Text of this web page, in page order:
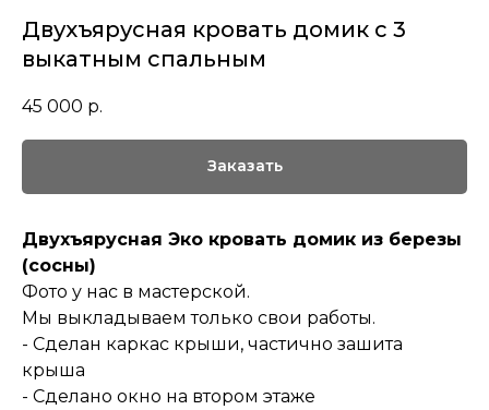
Двухъярусная кровать домик с 3
выкатным спальным
45 000 р.
Заказать
Двухъярусная Эко кровать домик из березы
(сосны)
Фото у нас в мастерской.
Мы выкладываем только свои работы.
- Сделан каркас крыши, частично зашита
крыша
- Сделано окно на втором этаже